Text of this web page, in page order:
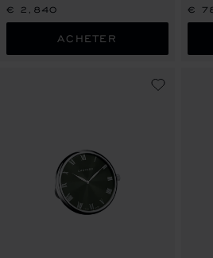
€ 2,840
ACHETER
€